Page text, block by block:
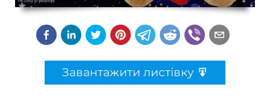
Завантажити листівку